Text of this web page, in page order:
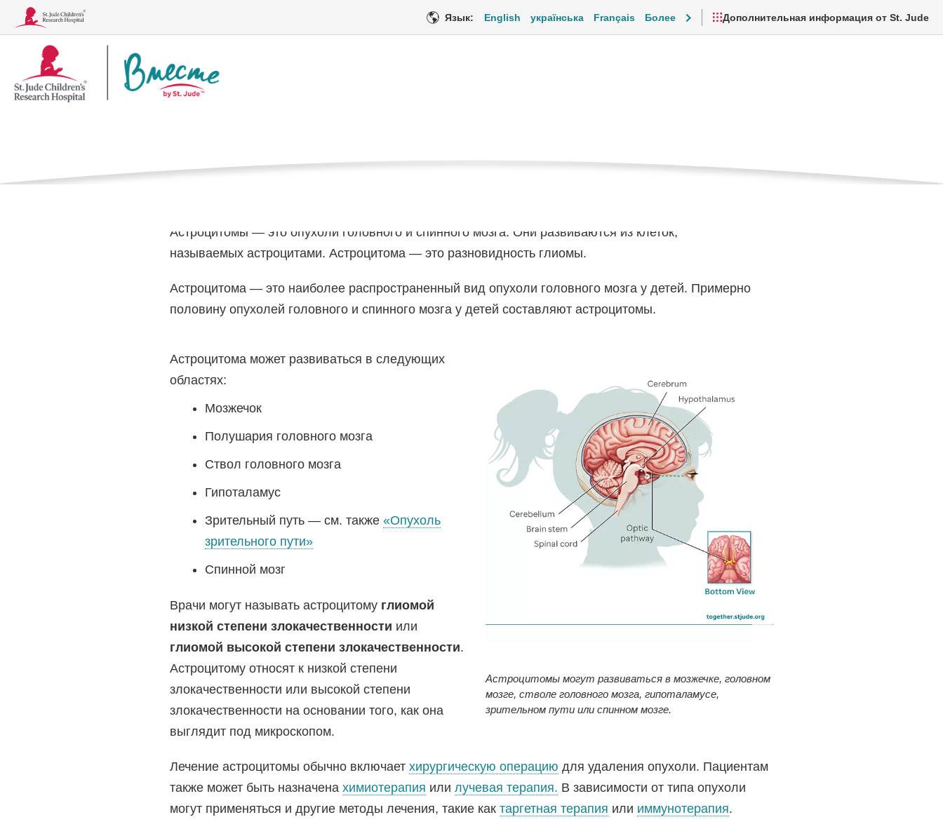
Язык: English українська Français Более Дополнительная информация от St. Jude
Астроцитома у детей и подростков
Астроцитомы — это опухоли головного и спинного мозга. Они развиваются из клеток,
называемых астроцитами. Астроцитома — это разновидность глиомы.
Астроцитома — это наиболее распространенный вид опухоли головного мозга у детей. Примерно
половину опухолей головного и спинного мозга у детей составляют астроцитомы.
Астроцитомы могут развиваться в мозжечке, головном
мозге, стволе головного мозга, гипоталамусе,
зрительном пути или спинном мозге.
Астроцитома может развиваться в следующих
областях:
Мозжечок
Полушария головного мозга
Ствол головного мозга
Гипоталамус
Зрительный путь — см. также «Опухоль
зрительного пути»
Спинной мозг
Врачи могут называть астроцитому глиомой
низкой степени злокачественности или
глиомой высокой степени злокачественности.
Астроцитому относят к низкой степени
злокачественности или высокой степени
злокачественности на основании того, как она
выглядит под микроскопом.
Лечение астроцитомы обычно включает хирургическую операцию для удаления опухоли. Пациентам
также может быть назначена химиотерапия или лучевая терапия. В зависимости от типа опухоли
могут применяться и другие методы лечения, такие как таргетная терапия или иммунотерапия.